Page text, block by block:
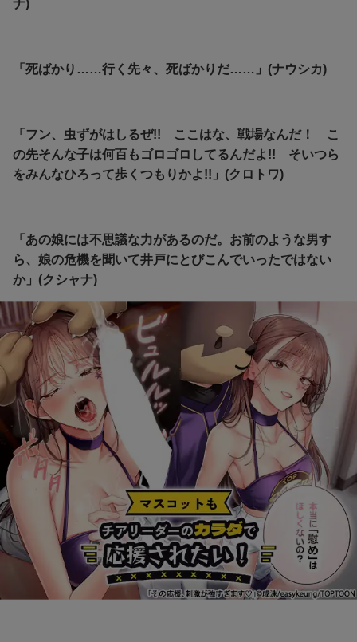
ナ)
「死ばかり……行く先々、死ばかりだ……」(ナウシカ)
「フン、虫ずがはしるぜ!! ここはな、戦場なんだ！ こ
の先そんな子は何百もゴロゴロしてるんだよ!! そいつら
をみんなひろって歩くつもりかよ!!」(クロトワ)
「あの娘には不思議な力があるのだ。お前のような男す
ら、娘の危機を聞いて井戸にとびこんでいったではない
か」(クシャナ)